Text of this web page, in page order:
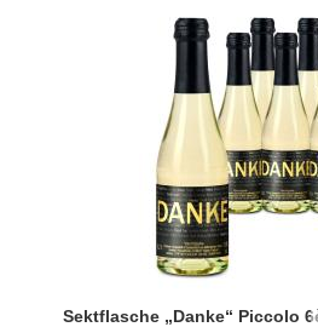
Sektflasche „Danke“ Piccolo